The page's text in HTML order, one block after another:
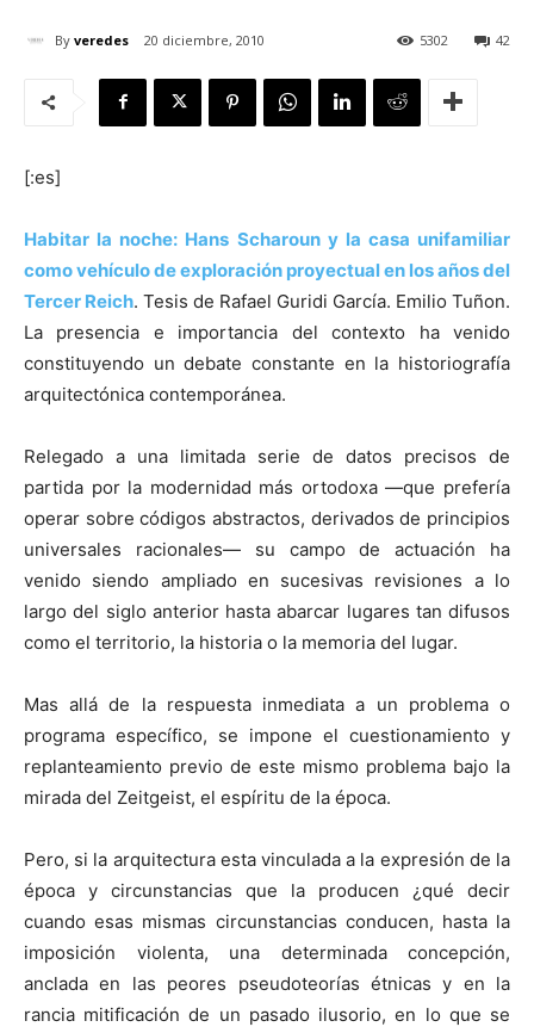
By veredes 20 diciembre, 2010 42
5302
[:es]
Habitar la noche: Hans Scharoun y la casa unifamiliar
como vehículo de exploración proyectual en los años del
Tercer Reich. Tesis de Rafael Guridi García. Emilio Tuñon.
La presencia e importancia del contexto ha venido
constituyendo un debate constante en la historiografía
arquitectónica contemporánea.
Relegado a una limitada serie de datos precisos de
partida por la modernidad más ortodoxa —que prefería
operar sobre códigos abstractos, derivados de principios
universales racionales— su campo de actuación ha
venido siendo ampliado en sucesivas revisiones a lo
largo del siglo anterior hasta abarcar lugares tan difusos
como el territorio, la historia o la memoria del lugar.
Mas allá de la respuesta inmediata a un problema o
programa específico, se impone el cuestionamiento y
replanteamiento previo de este mismo problema bajo la
mirada del Zeitgeist, el espíritu de la época.
Pero, si la arquitectura esta vinculada a la expresión de la
época y circunstancias que la producen ¿qué decir
cuando esas mismas circunstancias conducen, hasta la
imposición violenta, una determinada concepción,
anclada en las peores pseudoteorías étnicas y en la
rancia mitificación de un pasado ilusorio, en lo que se